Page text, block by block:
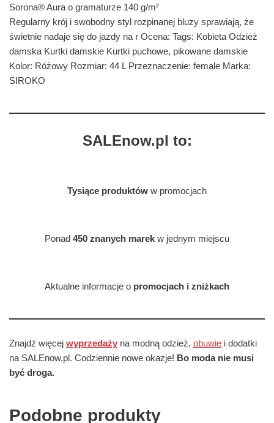
Sorona® Aura o gramaturze 140 g/m²
Regularny krój i swobodny styl rozpinanej bluzy sprawiają, że
świetnie nadaje się do jazdy na r Ocena: Tags: Kobieta Odzież
damska Kurtki damskie Kurtki puchowe, pikowane damskie
Kolor: Różowy Rozmiar: 44 L Przeznaczenie: female Marka:
SIROKO
SALEnow.pl to:
Tysiące produktów w promocjach
Ponad 450 znanych marek w jednym miejscu
Aktualne informacje o promocjach i zniżkach
Znajdź więcej wyprzedaży na modną odzież, obuwie i dodatki
na SALEnow.pl. Codziennie nowe okazje! Bo moda nie musi
być droga.
Podobne produkty